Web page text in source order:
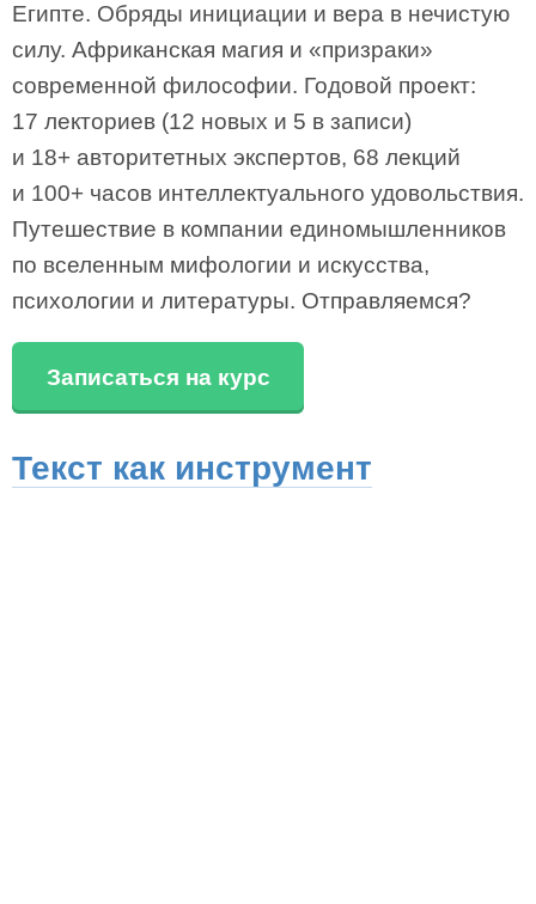
Египте. Обряды инициации и вера в нечистую
силу. Африканская магия и «призраки»
современной философии. Годовой проект:
17 лекториев (12 новых и 5 в записи)
и 18+ авторитетных экспертов, 68 лекций
и 100+ часов интеллектуального удовольствия.
Путешествие в компании единомышленников
по вселенным мифологии и искусства,
психологии и литературы. Отправляемся?
Записаться на курс
Текст как инструмент